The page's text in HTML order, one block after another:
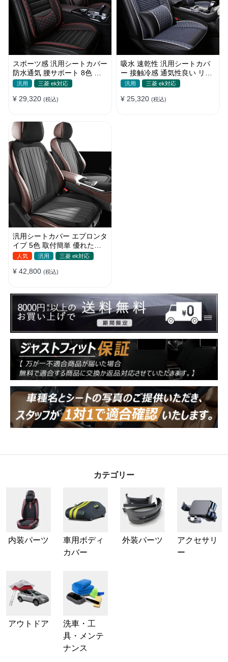
スポーツ感 汎用シートカバー
防水通気 腰サポート 8色 耐
摩耗性 おしゃれ 全席セット
汎用 三菱 ek対応
¥ 29,320 (税込)
吸水 速乾性 汎用シートカバ
ー 接触冷感 通気性良い リネ
ン 耐久性 おしゃれ 全席セッ
汎用 三菱 ek対応
¥ 25,320 (税込)
汎用シートカバー エプロンタ
イプ 5色 取付簡単 優れた耐
摩耗性 おしゃれ 軽/普自動車
人気 汎用 三菱 ek対応
¥ 42,800 (税込)
カテゴリー
内装パーツ
車用ボディ
カバー
外装パーツ
アクセサリ
ー
アウトドア
洗車・工
具・メンテ
ナンス